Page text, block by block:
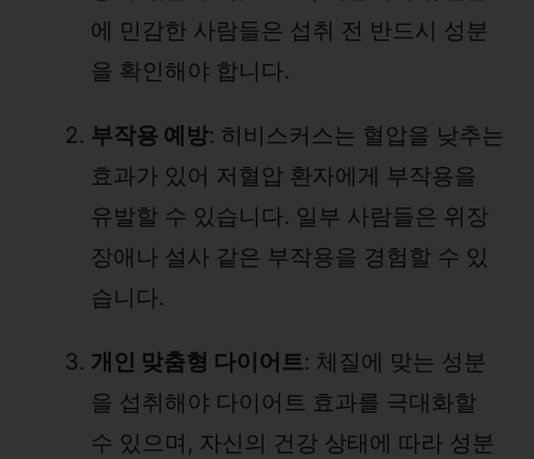
에 민감한 사람들은 섭취 전 반드시 성분
을 확인해야 합니다.
부작용 예방: 히비스커스는 혈압을 낮추는
효과가 있어 저혈압 환자에게 부작용을
유발할 수 있습니다. 일부 사람들은 위장
장애나 설사 같은 부작용을 경험할 수 있
습니다.
개인 맞춤형 다이어트: 체질에 맞는 성분
을 섭취해야 다이어트 효과를 극대화할
수 있으며, 자신의 건강 상태에 따라 성분